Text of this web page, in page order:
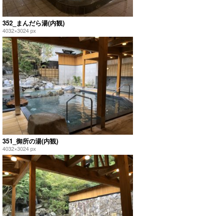
352_まんだら湯(内観)
4032×3024 px
351_御所の湯(内観)
4032×3024 px